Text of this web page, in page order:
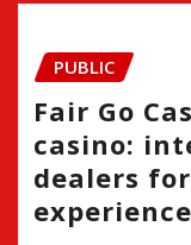
PUBLIC
Fair Go
casino:
dealers
experience